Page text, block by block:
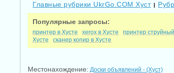
Главные рубрики UkrGo.COM Хуст |
Популярные запросы:
принтер в Хусте xerox в Хусте принтер
Хусте
сканер копир в Хусте
Местонахождение: Доски объявлений - (Хуст)